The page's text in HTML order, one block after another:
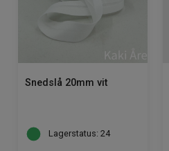
Snedslå 20mm vit
Lagerstatus: 24